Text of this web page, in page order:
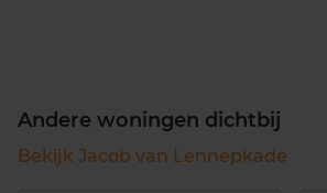
Andere woningen dichtbij
Bekijk Jacob van Lennepkade